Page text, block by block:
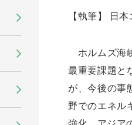
【執筆】 日
ホルムズ海
最重要課題と
が、今後の事
野でのエネル